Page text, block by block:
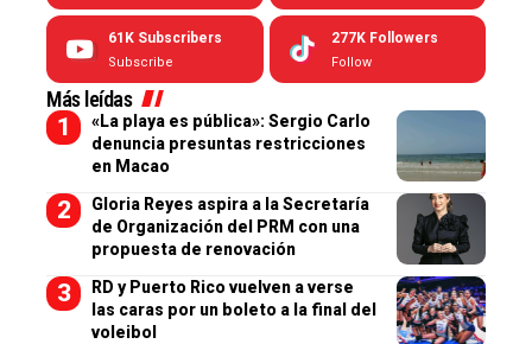
61K Subscribers
Subscribe
277K Followers
Follow
Más leídas
«La playa es pública»: Sergio Carlo
denuncia presuntas restricciones
en Macao
Gloria Reyes aspira a la Secretaría
de Organización del PRM con una
propuesta de renovación
RD y Puerto Rico vuelven a verse
las caras por un boleto a la final del
voleibol